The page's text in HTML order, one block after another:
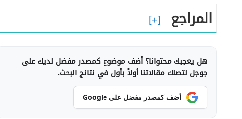
المراجع
هل يعجبك محتوانا؟ أضف موضوع كمصدر مفضل لديك على
جوجل لتصلك مقالاتنا أولاً بأول في نتائج البحث.
أضف كمصدر مفضل على Google